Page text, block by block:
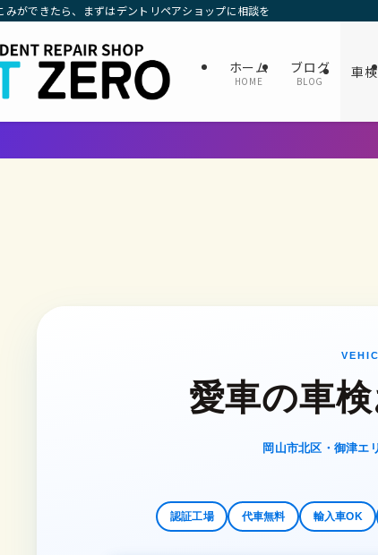
みができたら、まずはデントリペアショップに相談を
ホーム
HOME
ブログ
BLOG
車検
画像
愛車の車検
岡山市北区・御津エ
認証工場 代車無料 輸入車OK